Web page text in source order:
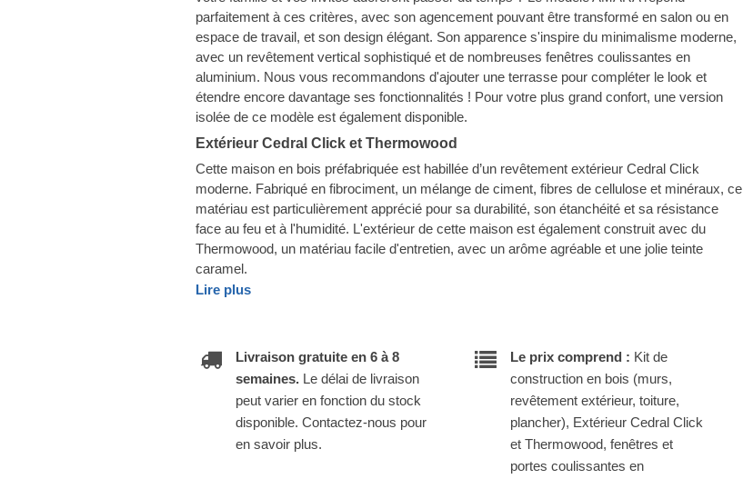
parfaitement à ces critères, avec son agencement pouvant être transformé en salon ou en
espace de travail, et son design élégant. Son apparence s'inspire du minimalisme moderne,
avec un revêtement vertical sophistiqué et de nombreuses fenêtres coulissantes en
aluminium. Nous vous recommandons d'ajouter une terrasse pour compléter le look et
étendre encore davantage ses fonctionnalités ! Pour votre plus grand confort, une version
isolée de ce modèle est également disponible.
Extérieur Cedral Click et Thermowood
Cette maison en bois préfabriquée est habillée d’un revêtement extérieur Cedral Click
moderne. Fabriqué en fibrociment, un mélange de ciment, fibres de cellulose et minéraux, ce
matériau est particulièrement apprécié pour sa durabilité, son étanchéité et sa résistance
face au feu et à l'humidité. L'extérieur de cette maison est également construit avec du
Thermowood, un matériau facile d'entretien, avec un arôme agréable et une jolie teinte
caramel.
Lire plus
Livraison gratuite en 6 à 8
semaines. Le délai de livraison
peut varier en fonction du stock
disponible. Contactez-nous pour
en savoir plus.
Le prix comprend : Kit de
construction en bois (murs,
revêtement extérieur, toiture,
plancher), Extérieur Cedral Click
et Thermowood, fenêtres et
portes coulissantes en